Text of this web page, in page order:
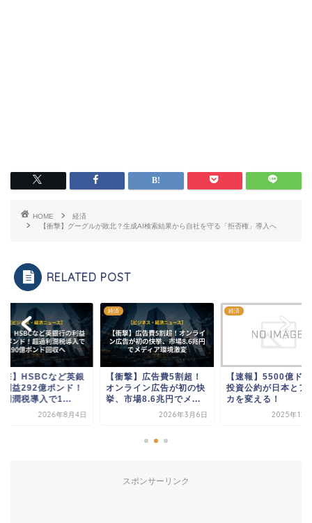
HOME
経済
【衝撃】グーグルが敗北？生成AI検索結果から自社を守る「拒否権」導入へ
RELATED POST
経済
【衝撃】広告費5割超！
オンライン広告が初の快
挙、市場8.6兆円でメ...
2026年3月6日
経済
【速報】5500億ドルの
投資公約が日本とアメリ
カを変える！
2025年12月18日
【衝撃】
行の利益292
超過利潤税
スポンサーリンク